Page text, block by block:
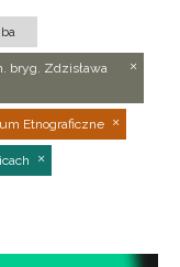
bryg. Zdzisława
Etnograficzne